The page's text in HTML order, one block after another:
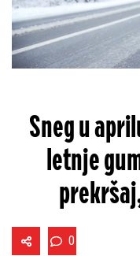
Sneg u
letnje
0